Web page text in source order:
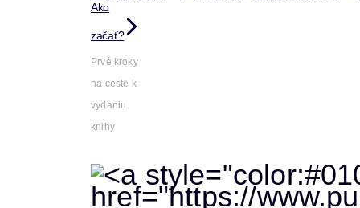
Ako
začať?
Prvé kroky
na ceste k
vydaniu
knihy